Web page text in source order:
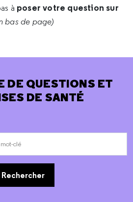
à poser votre question sur
bas de page)
DE QUESTIONS ET
DE SANTÉ
Rechercher